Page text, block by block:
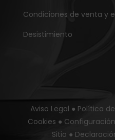
Condiciones de venta y
Desistimiento
Aviso Legal ● Política
Cookies ●
Sitio ●